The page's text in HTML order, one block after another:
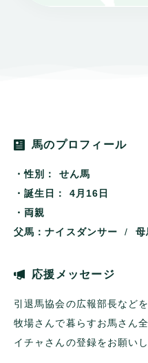
馬のプロフィール
・性別：
せん馬
・誕生日：
4月16日
・両親
父馬：ナイスダンサー / 母
応援メッセージ
引退馬協会の広報部長など
牧場さんで暮らすお馬さん
イチャさんの登録をお願い